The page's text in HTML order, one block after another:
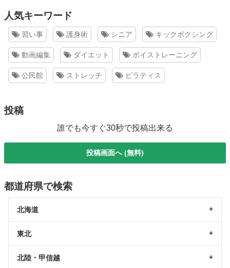
人気キーワード
習い事 護身術 シニア キックボクシング
動画編集 ダイエット ボイストレーニング
公民館 ストレッチ ピラティス
投稿
誰でも今すぐ30秒で投稿出来る
投稿画面へ (無料)
都道府県で検索
北海道
東北
北陸・甲信越